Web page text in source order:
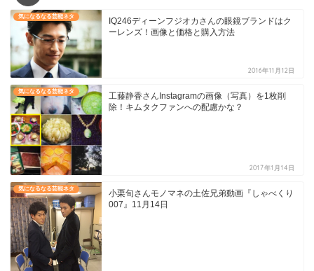
気になるなる芸能ネタ
IQ246ディーンフジオカさんの眼鏡ブランドはク
ーレンズ！画像と価格と購入方法
2016年11月12日
気になるなる芸能ネタ
工藤静香さんInstagramの画像（写真）を1枚削
除！キムタクファンへの配慮かな？
2017年1月14日
気になるなる芸能ネタ
小栗旬さんモノマネの土佐兄弟動画『しゃべくり
007』11月14日